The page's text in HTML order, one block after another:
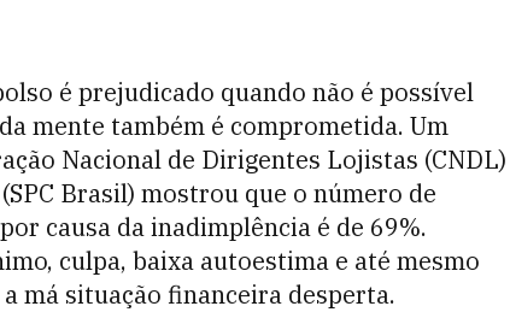
é prejudicado quando não é possível
mente também é comprometida. Um
Nacional de Dirigentes Lojistas (CNDL)
Brasil) mostrou que o número de
causa da inadimplência é de 69%.
culpa, baixa autoestima e até mesmo
má situação financeira desperta.